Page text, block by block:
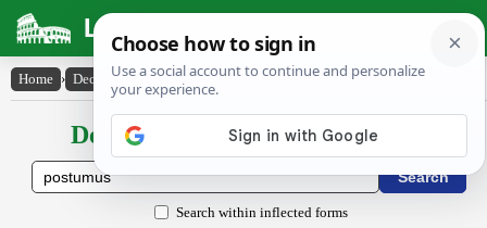
Latin Dictionary
Home › Declensions / Conjugations › postŭmus
Declensions / Conjugations latin
Search within inflected forms